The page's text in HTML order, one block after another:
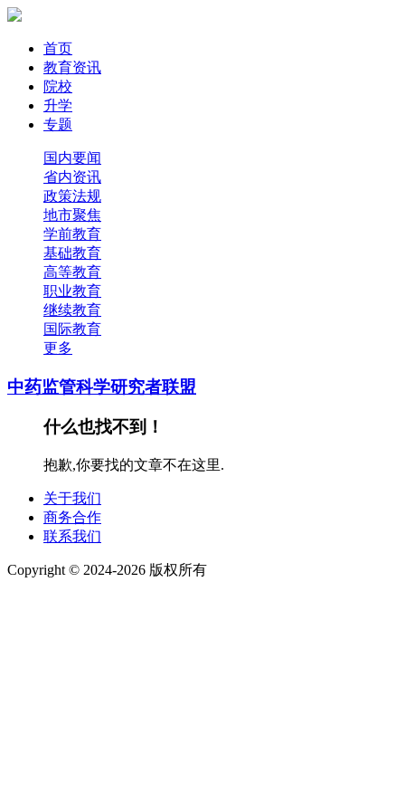
首页
教育资讯
院校
升学
专题
国内要闻
省内资讯
政策法规
地市聚焦
学前教育
基础教育
高等教育
职业教育
继续教育
国际教育
更多
中药监管科学研究者联盟
什么也找不到！
抱歉,你要找的文章不在这里.
关于我们
商务合作
联系我们
Copyright © 2024-2026 版权所有